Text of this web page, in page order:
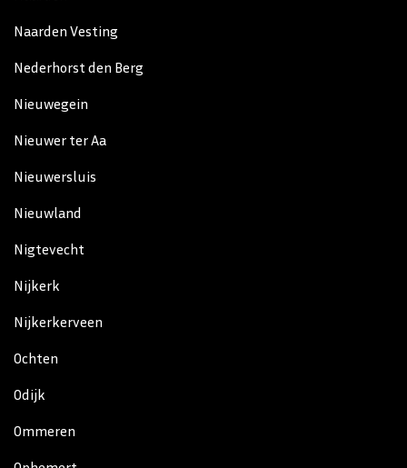
Naarden Vesting
Nederhorst den Berg
Nieuwegein
Nieuwer ter Aa
Nieuwersluis
Nieuwland
Nigtevecht
Nijkerk
Nijkerkerveen
Ochten
Odijk
Ommeren